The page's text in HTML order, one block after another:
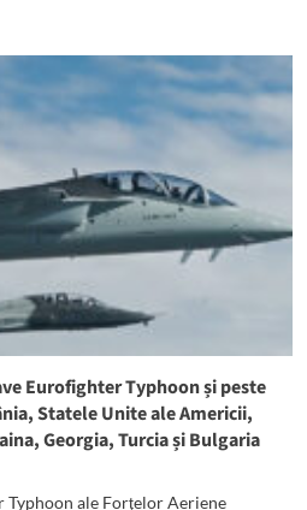
Eurofighter Typhoon și peste
Statele Unite ale Americii,
Georgia, Turcia și Bulgaria
Typhoon ale Forţelor Aeriene